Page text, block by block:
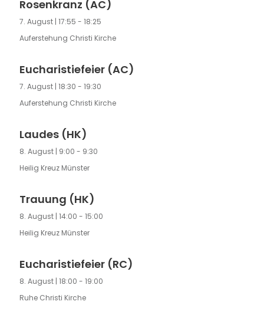
Rosenkranz (AC)
7. August | 17:55 - 18:25
Auferstehung Christi Kirche
Eucharistiefeier (AC)
7. August | 18:30 - 19:30
Auferstehung Christi Kirche
Laudes (HK)
8. August | 9:00 - 9:30
Heilig Kreuz Münster
Trauung (HK)
8. August | 14:00 - 15:00
Heilig Kreuz Münster
Eucharistiefeier (RC)
8. August | 18:00 - 19:00
Ruhe Christi Kirche